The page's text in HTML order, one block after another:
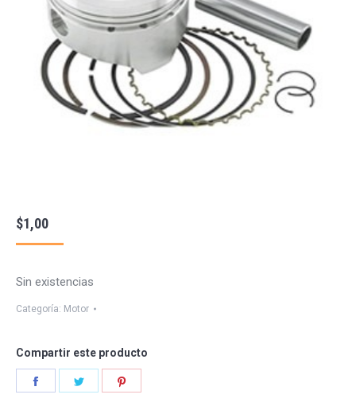
$1,00
Sin existencias
Categoría: Motor
Compartir este producto